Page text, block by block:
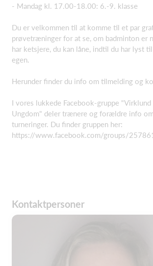
- Mandag kl. 17.00-18.00: 6.-9. klasse
Du er velkommen til at komme til et par
prøvetræninger for at se, om badminton er
har ketsjere, du kan låne, indtil du har lyst
egen.
Herunder finder du info om tilmelding og
I vores lukkede Facebook-gruppe
Ungdom" deler trænere og forældre info
turneringer. Du finder gruppen her:
https://www.facebook.com/groups/
Kontaktpersoner